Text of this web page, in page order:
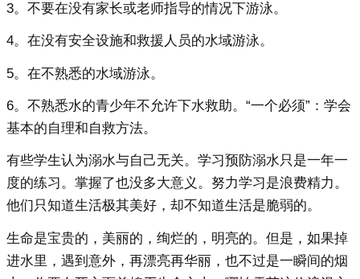
3。不要在没有家长或老师指导的情况下游泳。
4。在没有安全设施和救援人员的水域游泳。
5。在不熟悉的水域游泳。
6。不熟悉水的青少年不允许下水救助。“一个必须”：学会
基本的自理和自救方法。
有些学生认为溺水与自己无关。学习预防溺水只是一年一
度的练习。掌握了也没多大意义。努力学习是浪费精力。
他们只知道生活极其美好，却不知道生活是脆弱的。
生命是宝贵的，美丽的，绚烂的，明亮的。但是，如果掉
进水里，遇到意外，再漂亮再华丽，也不过是一瞬间的烟